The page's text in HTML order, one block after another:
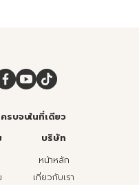
รบจบในที่เดียว
บริษัท
หน้าหลัก
เกี่ยวกับเรา